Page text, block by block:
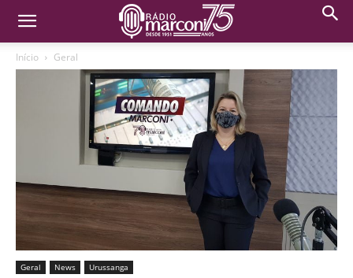
Início Geral
Geral News Urussanga